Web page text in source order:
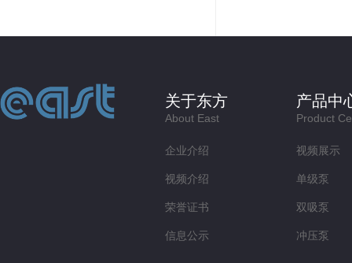
关于东方
About East
企业介绍
视频介绍
荣誉证书
信息公示
产品中
Product
视频展示
单级泵
双吸泵
冲压泵